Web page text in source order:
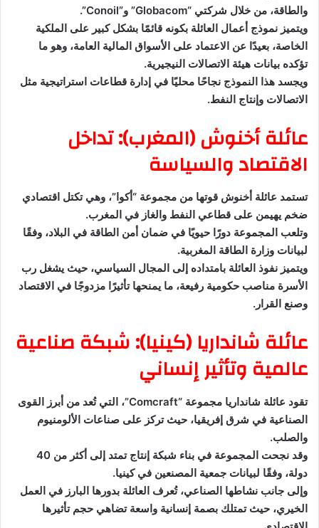
والطاقة، من خلال شركتي “Globacom” و”Conoil”.
ويتميز نموذج أعمال العائلة بكونه قائمًا بشكل كبير على الملكية
الخاصة، بعيدًا عن الاعتماد على الأسواق المالية العامة، وهو ما
تؤكده بيانات هيئة الاتصالات النيجيرية.
ويجسد هذا النموذج نجاحًا محليًا في إدارة قطاعات استراتيجية مثل
الاتصالات وإنتاج النفط.
عائلة أخنوش (المغرب): تداخل
الاقتصاد والسياسة
تستمد عائلة أخنوش قوتها من مجموعة “أكوا”، وهي تكتل اقتصادي
ضخم يهيمن على قطاعي النفط والغاز في المغرب.
وتلعب المجموعة دورًا حيويًا في ضمان أمن الطاقة في البلاد، وفقًا
لبيانات وزارة الطاقة المغربية.
ويتميز نفوذ العائلة بامتداده إلى المجال السياسي، حيث يشغل رب
الأسرة مناصب حكومية رفيعة، ما يمنحها تأثيرًا مزدوجًا في الاقتصاد
وصنع القرار.
عائلة شانداريا (كينيا): شبكة صناعية
عالمية وتأثير إنساني
تقود عائلة شانداريا مجموعة “Comcraft”، التي تُعد من أبرز القوى
الصناعية في شرق إفريقيا، حيث تركز على صناعات الألومنيوم
والصلب.
وقد نجحت المجموعة في بناء شبكة إنتاج تمتد إلى أكثر من 40
دولة، وفقًا لبيانات جمعية المصنعين في كينيا.
وإلى جانب نشاطها الصناعي، تُعرف العائلة بدورها البارز في العمل
الخيري، حيث تمتلك بصمة إنسانية واسعة تضاهي حجم تأثيرها